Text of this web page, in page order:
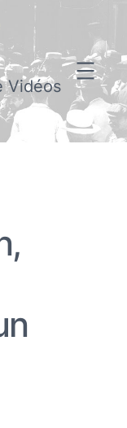
Vidéos